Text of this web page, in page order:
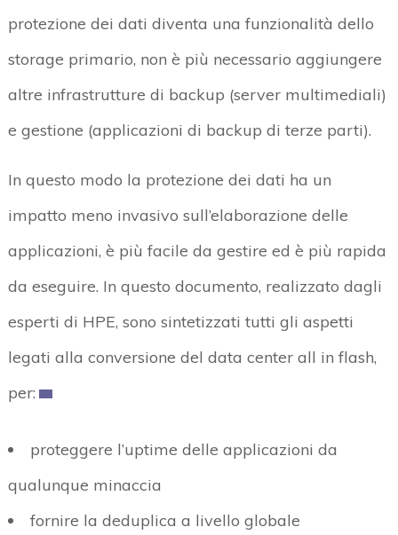
protezione dei dati diventa una funzionalità dello
storage primario, non è più necessario aggiungere
altre infrastrutture di backup (server multimediali)
e gestione (applicazioni di backup di terze parti).
In questo modo la protezione dei dati ha un
impatto meno invasivo sull’elaborazione delle
applicazioni, è più facile da gestire ed è più rapida
da eseguire. In questo documento, realizzato dagli
esperti di HPE, sono sintetizzati tutti gli aspetti
legati alla conversione del data center all in flash,
per:
proteggere l’uptime delle applicazioni da
qualunque minaccia
fornire la deduplica a livello globale